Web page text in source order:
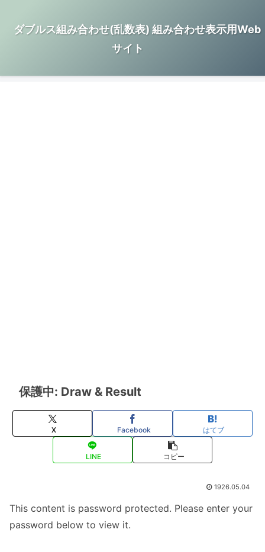
ダブルス組み合わせ(乱数表) 組み合わせ表示用Web
サイト
保護中: Draw & Result
X Facebook はてブ
LINE コピー
1926.05.04
This content is password protected. Please enter your
password below to view it.